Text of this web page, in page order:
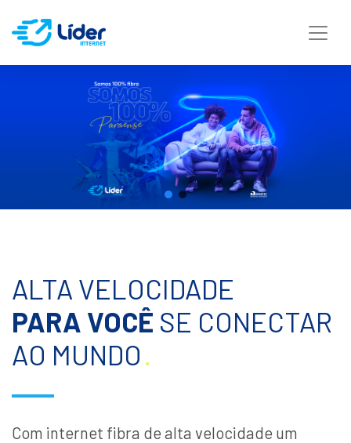
ALTA VELOCIDADE
PARA VOCÊ SE CONECTAR
AO MUNDO.
Com internet fibra de alta velocidade um